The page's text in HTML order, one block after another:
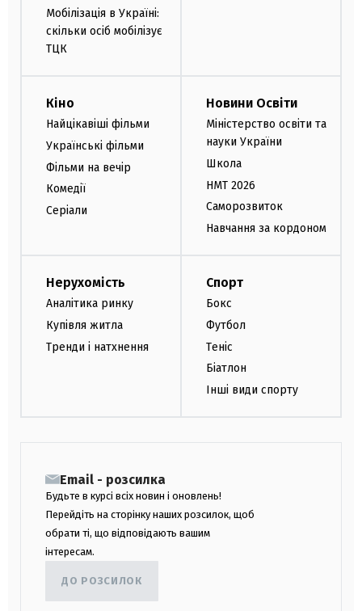
Мобілізація в Україні:
скільки осіб мобілізує
ТЦК
Кіно
Найцікавіші фільми
Українські фільми
Фільми на вечір
Комедії
Серіали
Новини Освіти
Міністерство освіти та
науки України
Школа
НМТ 2026
Саморозвиток
Навчання за кордоном
Нерухомість
Аналітика ринку
Купівля житла
Тренди і натхнення
Спорт
Бокс
Футбол
Теніс
Біатлон
Інші види спорту
Email - розсилка
Будьте в курсі всіх новин і оновлень!
Перейдіть на сторінку наших розсилок, щоб
обрати ті, що відповідають вашим
інтересам.
ДО РОЗСИЛОК